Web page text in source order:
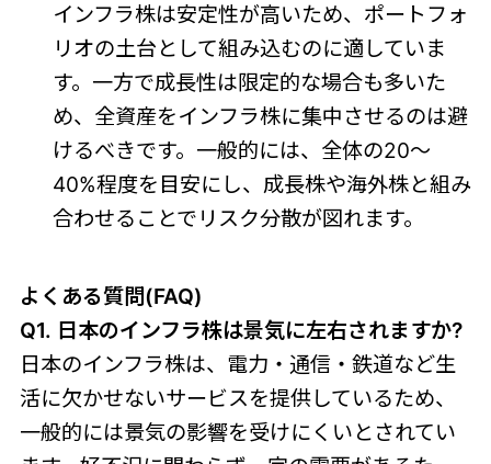
インフラ株は安定性が高いため、ポートフォ
リオの土台として組み込むのに適していま
す。一方で成長性は限定的な場合も多いた
め、全資産をインフラ株に集中させるのは避
けるべきです。一般的には、全体の20〜
40%程度を目安にし、成長株や海外株と組み
合わせることでリスク分散が図れます。
よくある質問(FAQ)
Q1. 日本のインフラ株は景気に左右されますか?
日本のインフラ株は、電力・通信・鉄道など生
活に欠かせないサービスを提供しているため、
一般的には景気の影響を受けにくいとされてい